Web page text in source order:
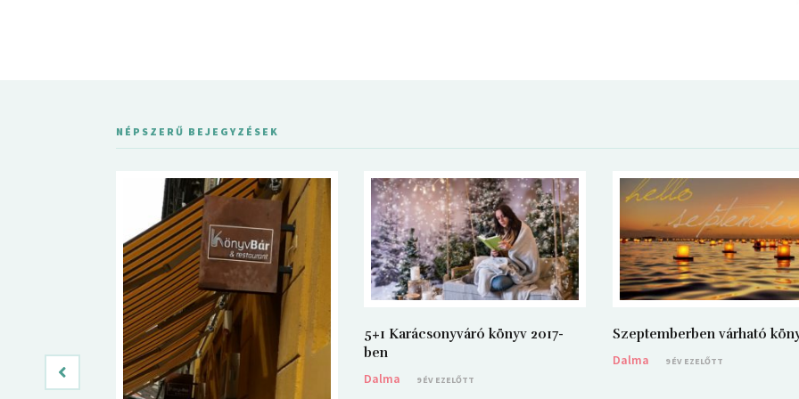
NÉPSZERŰ BEJEGYZÉSEK
5+1 Karácsonyváró könyv 2017-
ben
Dalma
9 ÉV EZELŐTT
Szeptemberben várható
Dalma
9 ÉV EZELŐTT